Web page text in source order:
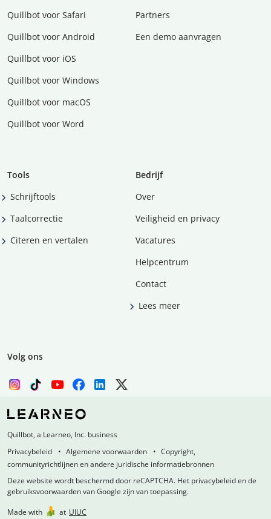
Quillbot voor Safari
Quillbot voor Android
Quillbot voor iOS
Quillbot voor Windows
Quillbot voor macOS
Quillbot voor Word
Partners
Een demo aanvragen
Tools
Schrijftools
Taalcorrectie
Citeren en vertalen
Bedrijf
Over
Veiligheid en privacy
Vacatures
Helpcentrum
Contact
Lees meer
Volg ons
Quillbot, a Learneo, Inc. business
Privacybeleid
Algemene voorwaarden
Copyright,
communityrichtlijnen en andere juridische informatiebronnen
Deze website wordt beschermd door reCAPTCHA. Het privacybeleid en de
gebruiksvoorwaarden van Google zijn van toepassing.
Made with
at UIUC